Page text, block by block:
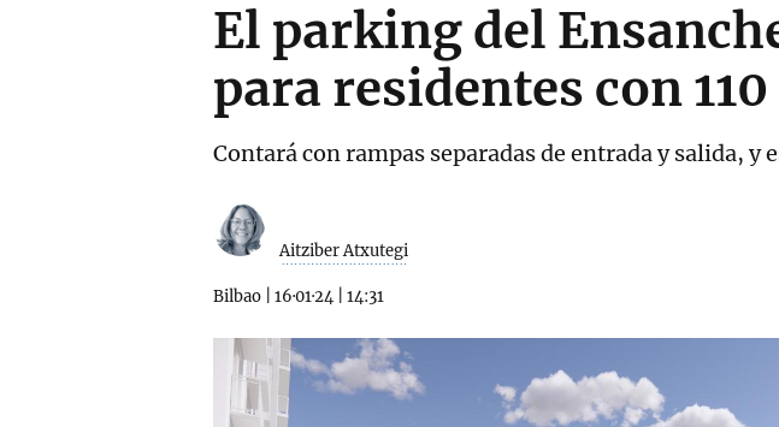
El parking del
para residentes con
Contará con rampas separadas de entrada y salida, y
Aitziber Atxutegi
Bilbao 16·01·24 14:31